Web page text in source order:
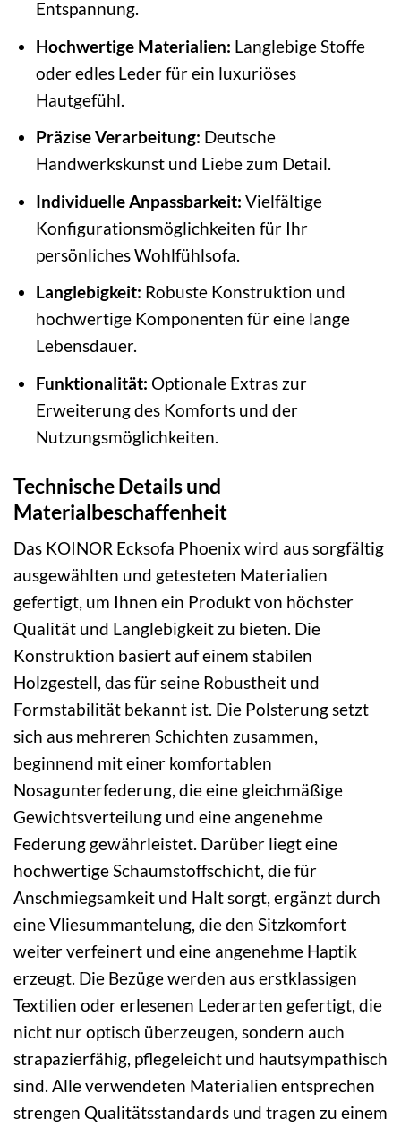
Entspannung.
Hochwertige Materialien: Langlebige Stoffe
oder edles Leder für ein luxuriöses
Hautgefühl.
Präzise Verarbeitung: Deutsche
Handwerkskunst und Liebe zum Detail.
Individuelle Anpassbarkeit: Vielfältige
Konfigurationsmöglichkeiten für Ihr
persönliches Wohlfühlsofa.
Langlebigkeit: Robuste Konstruktion und
hochwertige Komponenten für eine lange
Lebensdauer.
Funktionalität: Optionale Extras zur
Erweiterung des Komforts und der
Nutzungsmöglichkeiten.
Technische Details und
Materialbeschaffenheit
Das KOINOR Ecksofa Phoenix wird aus sorgfältig
ausgewählten und getesteten Materialien
gefertigt, um Ihnen ein Produkt von höchster
Qualität und Langlebigkeit zu bieten. Die
Konstruktion basiert auf einem stabilen
Holzgestell, das für seine Robustheit und
Formstabilität bekannt ist. Die Polsterung setzt
sich aus mehreren Schichten zusammen,
beginnend mit einer komfortablen
Nosagunterfederung, die eine gleichmäßige
Gewichtsverteilung und eine angenehme
Federung gewährleistet. Darüber liegt eine
hochwertige Schaumstoffschicht, die für
Anschmiegsamkeit und Halt sorgt, ergänzt durch
eine Vliesummantelung, die den Sitzkomfort
weiter verfeinert und eine angenehme Haptik
erzeugt. Die Bezüge werden aus erstklassigen
Textilien oder erlesenen Lederarten gefertigt, die
nicht nur optisch überzeugen, sondern auch
strapazierfähig, pflegeleicht und hautsympathisch
sind. Alle verwendeten Materialien entsprechen
strengen Qualitätsstandards und tragen zu einem